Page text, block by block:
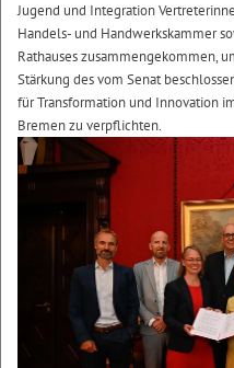
Jugend und Integration
Handels- und Handwerkskammer
Rathauses zusammengekommen,
Stärkung des vom Senat
für Transformation und Innovation
Bremen zu verpflichten.